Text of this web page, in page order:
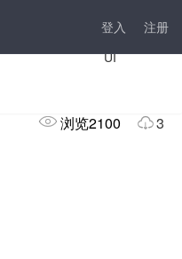
登入 注册
前台模板
UI
浏览2100 3